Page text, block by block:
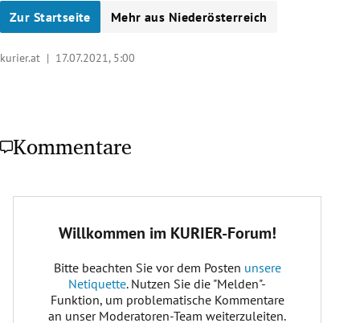
Zur Startseite Mehr aus Niederösterreich
kurier.at | 17.07.2021, 5:00
Kommentare